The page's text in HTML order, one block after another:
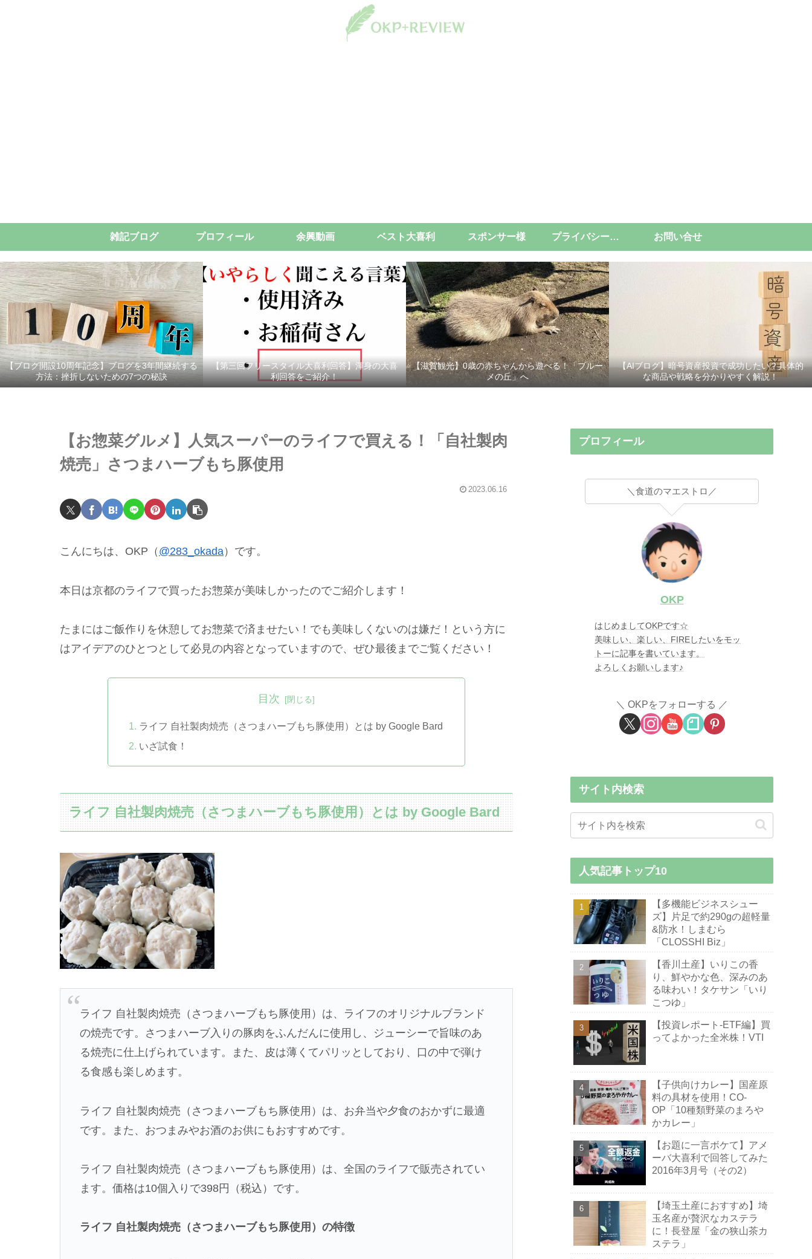
雑記ブログ プロフィール 余興動画 ベスト大喜利 スポンサー様 プライバシーポリシー お問い合せ
【ブログ開設10周年記念】ブログを3年間継続する
方法：挫折しないための7つの秘訣
【第三回フリースタイル大喜利回答】渾身の大喜
利回答をご紹介！
【滋賀観光】0歳の赤ちゃんから遊べる！「ブルー
メの丘」へ
【AIブログ】暗号資産投資で成功したい？具体的
な商品や戦略を分かりやすく解説！
【お惣菜グルメ】人気スーパーのライフで買える！「自社製肉
焼売」さつまハーブもち豚使用
2023.06.16
こんにちは、OKP（ @283_okada）です。
本日は京都のライフで買ったお惣菜が美味しかったのでご紹介します！
たまにはご飯作りを休憩してお惣菜で済ませたい！でも美味しくないのは嫌だ！という方に
はアイデアのひとつとして必見の内容となっていますので、ぜひ最後までご覧ください！
目次
ライフ 自社製肉焼売（さつまハーブもち豚使用）とは by Google Bard
いざ試食！
ライフ 自社製肉焼売（さつまハーブもち豚使用）とは by Google Bard
ライフ 自社製肉焼売（さつまハーブもち豚使用）は、ライフのオリジナルブランド
の焼売です。さつまハーブ入りの豚肉をふんだんに使用し、ジューシーで旨味のあ
る焼売に仕上げられています。また、皮は薄くてパリッとしており、口の中で弾け
る食感も楽しめます。
ライフ 自社製肉焼売（さつまハーブもち豚使用）は、お弁当や夕食のおかずに最適
です。また、おつまみやお酒のお供にもおすすめです。
ライフ 自社製肉焼売（さつまハーブもち豚使用）は、全国のライフで販売されてい
ます。価格は10個入りで398円（税込）です。
ライフ 自社製肉焼売（さつまハーブもち豚使用）の特徴
プロフィール
＼食道のマエストロ／
OKP
はじめましてOKPです☆
美味しい、楽しい、FIREしたいをモッ
トーに記事を書いています。
よろしくお願いします♪
OKPをフォローする
サイト内検索
人気記事トップ10
【多機能ビジネスシュー
ズ】片足で約290gの超軽量
&防水！しまむら
「CLOSSHI Biz」
【香川土産】いりこの香
り、鮮やかな色、深みのあ
る味わい！タケサン「いり
こつゆ」
【投資レポート-ETF編】買
ってよかった全米株！VTI
【子供向けカレー】国産原
料の具材を使用！CO-
OP「10種類野菜のまろや
かカレー」
【お題に一言ボケて】アメ
ーバ大喜利で回答してみた
2016年3月号（その2）
【埼玉土産におすすめ】埼
玉名産が贅沢なカステラ
に！長登屋「金の狭山茶カ
ステラ」